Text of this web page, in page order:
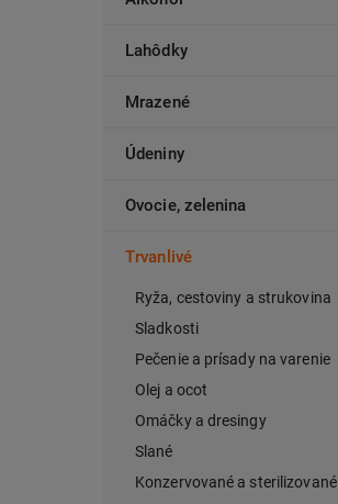
Lahôdky
Mrazené
Údeniny
Ovocie, zelenina
Trvanlivé
Ryža, cestoviny a strukovina
Sladkosti
Pečenie a prísady na varenie
Olej a ocot
Omáčky a dresingy
Slané
Konzervované a sterilizované